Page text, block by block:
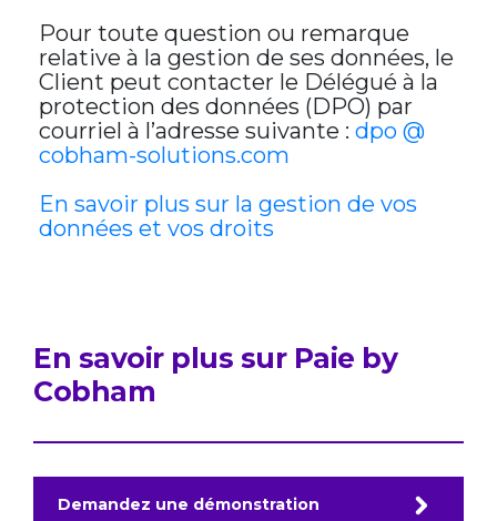
Pour toute question ou remarque
relative à la gestion de ses données, le
Client peut contacter le Délégué à la
protection des données (DPO) par
courriel à l’adresse suivante : dpo @
cobham-solutions.com
En savoir plus sur la gestion de vos
données et vos droits
En savoir plus sur Paie by
Cobham
Demandez une démonstration